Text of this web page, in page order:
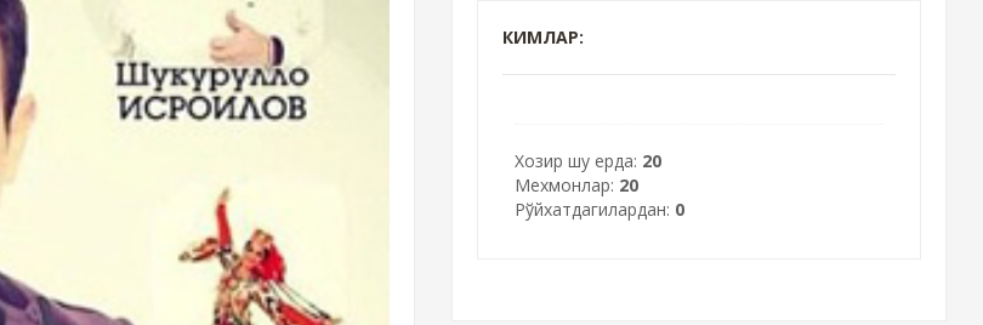
КИМЛАР:
Хозир шу ерда: 20
Мехмонлар: 20
Рўйхатдагилардан: 0